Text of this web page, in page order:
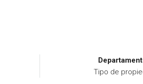
Tipo de